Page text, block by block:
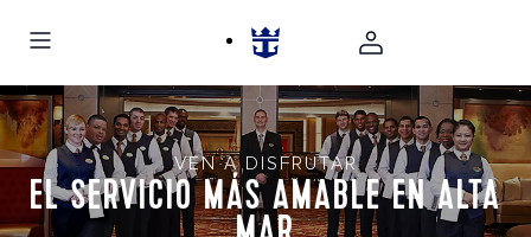
VEN A DISFRUTAR
EL SERVICIO MÁS AMABLE EN ALTA